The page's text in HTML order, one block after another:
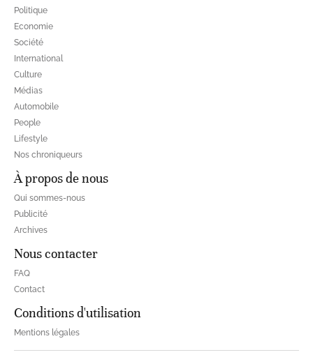
Politique
Economie
Société
International
Culture
Médias
Automobile
People
Lifestyle
Nos chroniqueurs
À propos de nous
Qui sommes-nous
Publicité
Archives
Nous contacter
FAQ
Contact
Conditions d'utilisation
Mentions légales